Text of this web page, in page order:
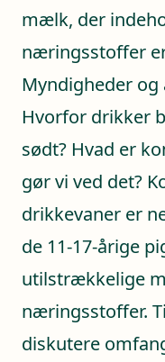
mælk, der
næringsstoffer
Myndigheder
Hvorfor drikker
sødt? Hvad er
gør vi ved det?
drikkevaner er
de 11-17-årige
utilstrækkelige
næringsstoffer.
diskutere